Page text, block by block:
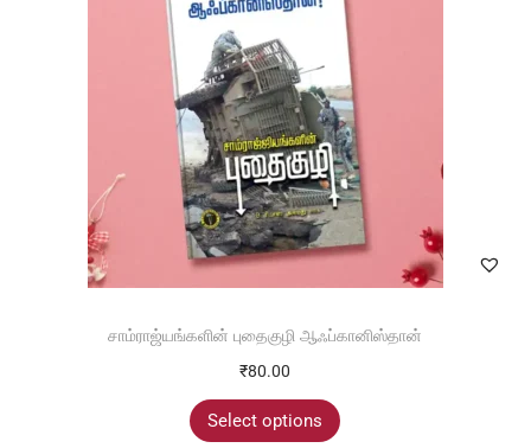
சாம்ராஜ்யங்களின் புதைகுழி ஆஃப்கானிஸ்தான்
₹80.00
Select options